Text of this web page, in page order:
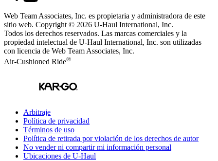
Web Team Associates, Inc. es propietaria y administradora de este
sitio web. Copyright © 2026 U-Haul International, Inc.
Todos los derechos reservados. Las marcas comerciales y la
propiedad intelectual de U-Haul International, Inc. son utilizadas
con licencia de Web Team Associates, Inc.
Air-Cushioned Ride®
Arbitraje
Política de privacidad
Términos de uso
Política de retirada por violación de los derechos de autor
No vender ni compartir mi información personal
Ubicaciones de U-Haul